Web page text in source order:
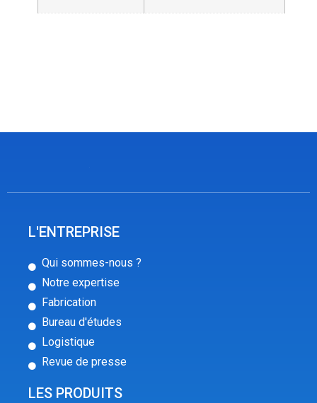
L'ENTREPRISE
Qui sommes-nous ?
Notre expertise
Fabrication
Bureau d'études
Logistique
Revue de presse
LES PRODUITS